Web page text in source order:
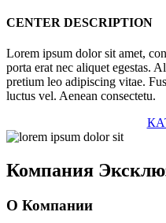
CENTER DESCRIPTION
Lorem ipsum dolor sit amet,
porta erat nec aliquet egestas.
pretium leo adipiscing vitae.
luctus vel. Aenean consectetu.
Компания
О Компании